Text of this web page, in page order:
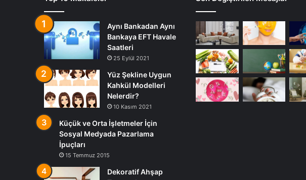
Aynı Bankadan Aynı
Bankaya EFT Havale
Saatleri
25 Eylül 2021
Yüz Şekline Uygun
Kahkül Modelleri
Nelerdir?
10 Kasım 2021
Küçük ve Orta İşletmeler İçin
Sosyal Medyada Pazarlama
İpuçları
15 Temmuz 2015
Dekoratif Ahşap